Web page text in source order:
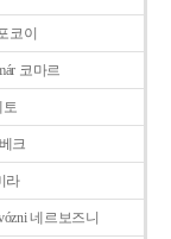
코이
코마르
토
크
라
네르보즈니